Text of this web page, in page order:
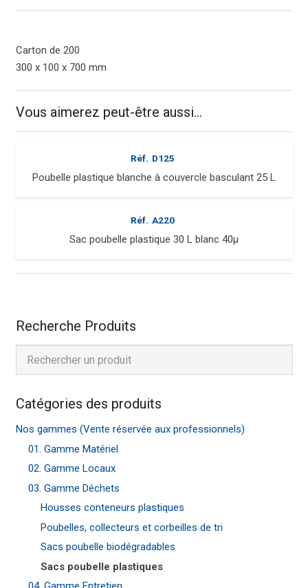
Carton de 200
300 x 100 x 700 mm
Vous aimerez peut-être aussi…
Réf. D125
Poubelle plastique blanche à couvercle basculant 25 L
Réf. A220
Sac poubelle plastique 30 L blanc 40µ
Recherche Produits
Catégories des produits
Nos gammes (Vente réservée aux professionnels)
01. Gamme Matériel
02. Gamme Locaux
03. Gamme Déchets
Housses conteneurs plastiques
Poubelles, collecteurs et corbeilles de tri
Sacs poubelle biodégradables
Sacs poubelle plastiques